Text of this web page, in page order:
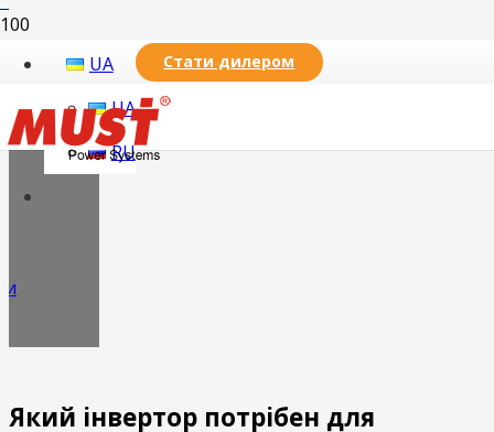
UA
UA
RU
Стати дилером
Який інвертор потрібен для